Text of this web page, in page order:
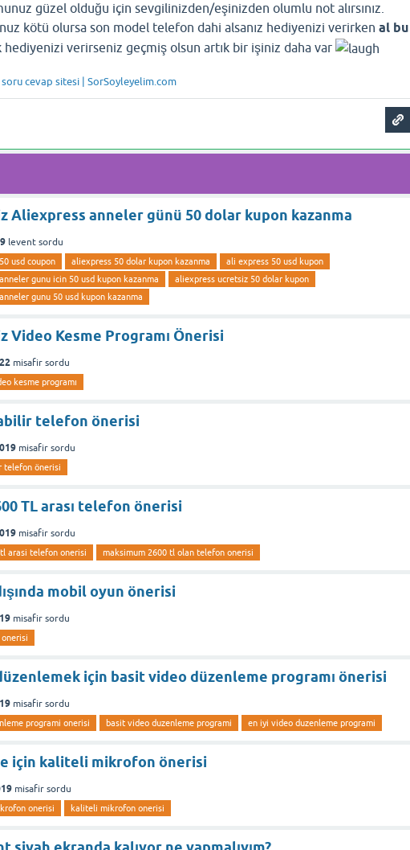
güzel olduğu için sevgilinizden/eşinizden olumlu not alırsınız.
kötü olursa son model telefon dahi alsanız hediyenizi verirken al bu
hediyenizi verirseniz geçmiş olsun artık bir işiniz daha var
cevap sitesi | SorSoyleyelim.com
Aliexpress anneler günü 50 dolar kupon kazanma
levent sordu
usd coupon aliexpress 50 dolar kupon kazanma
ali express 50 usd kupon
gunu icin 50 usd kupon kazanma
aliexpress ucretsiz 50 dolar kupon
gunu 50 usd kupon kazanma
Video Kesme Programı Önerisi
misafir sordu
kesme programı
telefon önerisi
misafir sordu
telefon önerisi
TL arası telefon önerisi
misafir sordu
arasi telefon onerisi maksimum 2600 tl olan telefon onerisi
mobil oyun önerisi
misafir sordu
için basit video düzenleme programı önerisi
misafir sordu
programi onerisi basit video duzenleme programi en iyi video duzenleme programi
için kaliteli mikrofon önerisi
misafir sordu
onerisi kaliteli mikrofon onerisi